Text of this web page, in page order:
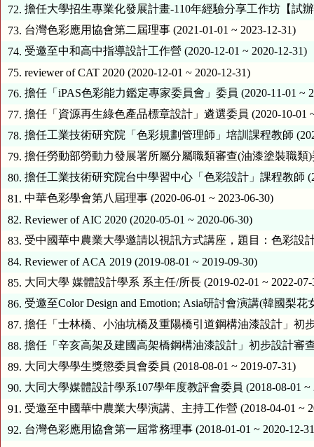
72. 擔任大學招生專業化發展計畫-110年經驗分享工作坊【試
73. 台灣色彩應用協會第二屆理事 (2021-01-01 ~ 2023-12-31)
74. 受邀至中和高中指導設計工作營 (2020-12-01 ~ 2020-12-31)
75. reviewer of CAT 2020 (2020-12-01 ~ 2020-12-31)
76. 擔任「iPAS色彩能力鑑定專家委員會」委員 (2020-11-01 ~
77. 擔任「資源再生綠色產品標章設計」遴選委員 (2020-10-01
78. 擔任工業技術研究院「色彩規劃管理師」培訓課程教師
79. 擔任勞動部勞動力發展署所屬分屬職類審查(油漆塗裝職類)
80. 擔任工業技術研究院台中學習中心「色彩設計」課程教師
81. 中華色彩學會第八屆理事 (2020-06-01 ~ 2023-06-30)
82. Reviewer of AIC 2020 (2020-05-01 ~ 2020-06-30)
83. 受中國華中農業大學邀請以視訊方式講座，題目：色彩設
84. Reviewer of ACA 2019 (2019-08-01 ~ 2019-09-30)
85. 大同大學 媒體設計學系 系主任/所長 (2019-02-01 ~ 2022-07-
86. 受邀至Color Design and Emotion; Asia研討會演講(韓國梨花
87. 擔任「士林橋、小油坑橋及重陽橋引道鋼構油漆設計」初
88. 擔任「辛亥高架及建國高架橋鋼構油漆設計」初步設計審查
89. 大同大學學生獎懲委員會委員 (2018-08-01 ~ 2019-07-31)
90. 大同大學媒體設計學系107學年度教評會委員 (2018-08-01 ~
91. 受邀至中國華中農業大學演講、主持工作營 (2018-04-01 ~
92. 台灣色彩應用協會第一屆常務理事 (2018-01-01 ~ 2020-12-